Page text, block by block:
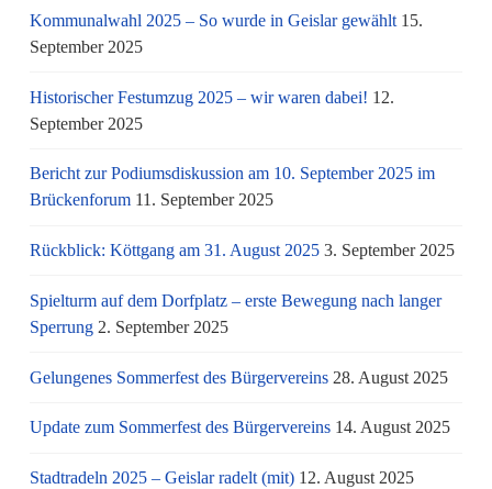
Kommunalwahl 2025 – So wurde in Geislar gewählt 15.
September 2025
Historischer Festumzug 2025 – wir waren dabei! 12.
September 2025
Bericht zur Podiumsdiskussion am 10. September 2025 im
Brückenforum 11. September 2025
Rückblick: Köttgang am 31. August 2025 3. September 2025
Spielturm auf dem Dorfplatz – erste Bewegung nach langer
Sperrung 2. September 2025
Gelungenes Sommerfest des Bürgervereins 28. August 2025
Update zum Sommerfest des Bürgervereins 14. August 2025
Stadtradeln 2025 – Geislar radelt (mit) 12. August 2025